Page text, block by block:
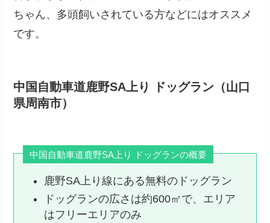
ちゃん、多頭飼いされている方などにはオススメ
です。
中国自動車道鹿野SA上り ドッグラン（山口
県周南市）
中国自動車道鹿野SA上り ドッグランの概要
鹿野SA上り線にある無料のドッグラン
ドッグランの広さは約600㎡で、エリア
はフリーエリアのみ